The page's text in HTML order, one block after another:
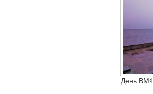
День